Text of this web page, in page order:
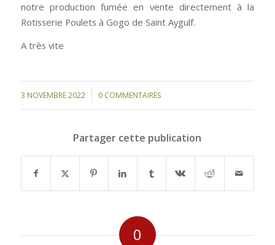
notre production fumée en vente directement à la
Rotisserie Poulets à Gogo de Saint Aygulf.
A très vite
3 NOVEMBRE 2022 0 COMMENTAIRES
Partager cette publication
0